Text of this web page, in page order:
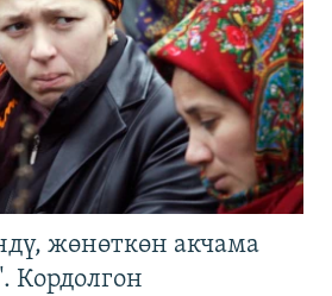
жөнөткөн акчама
Кордолгон